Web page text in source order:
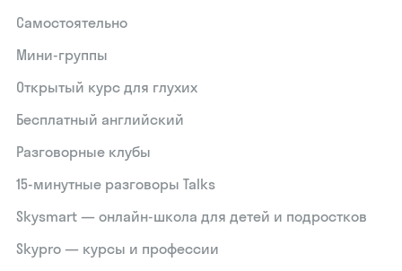
Самостоятельно
Мини-группы
Открытый курс для глухих
Бесплатный английский
Разговорные клубы
15‑минутные разговоры Talks
Skysmart — онлайн-школа для детей и подростков
Skypro — курсы и профессии